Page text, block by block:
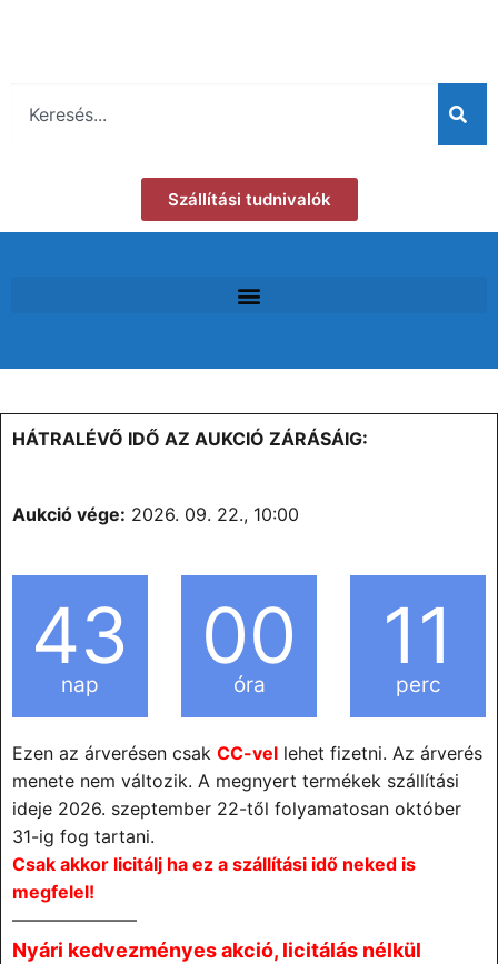
Szállítási tudnivalók
HÁTRALÉVŐ IDŐ AZ AUKCIÓ ZÁRÁSÁIG:
Aukció vége: 2026. 09. 22., 10:00
43
nap
00
óra
11
perc
Ezen az árverésen csak CC-vel lehet fizetni. Az árverés
menete nem változik. A megnyert termékek szállítási
ideje 2026. szeptember 22-től folyamatosan október
31-ig fog tartani.
Csak akkor licitálj ha ez a szállítási idő neked is
megfelel!
———————
Nyári kedvezményes akció, licitálás nélkül